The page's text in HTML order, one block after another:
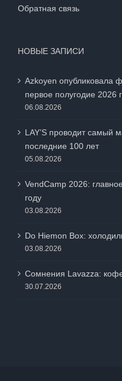
Обратная связь
НОВЫЕ ЗАПИСИ
Azkoyen опубликовала
первое полугодие 2026
06.08.2026
LAY’S проводит самый
последние 100 лет
05.08.2026
VendCamp 2026:
году
03.08.2026
Do Hiemon Box:
03.08.2026
Сомнения Lavazza:
30.07.2026